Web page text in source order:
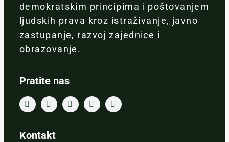
demokratskim principima i poštovanjem
ljudskih prava kroz istraživanje, javno
zastupanje, razvoj zajednice i
obrazovanje.
Pratite nas
Kontakt